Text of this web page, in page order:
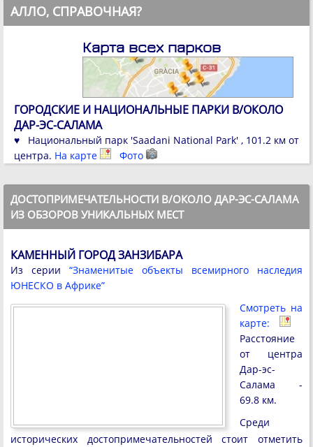
АЛЛО, СПРАВОЧНАЯ?
Карта всех парков
ГОРОДСКИЕ И НАЦИОНАЛЬНЫЕ ПАРКИ В/ОКОЛО
ДАР-ЭС-САЛАМА
♥ Национальный парк 'Saadani National Park' , 101.2 км от
центра. На карте Фото
ДОСТОПРИМЕЧАТЕЛЬНОСТИ В/ОКОЛО ДАР-ЭС-САЛАМА
ИЗ ОБЗОРОВ УНИКАЛЬНЫХ МЕСТ
КАМЕННЫЙ ГОРОД ЗАНЗИБАРА
Из серии “Знаменитые объекты всемирного наследия
ЮНЕСКО в Африке”
Смотреть на
карте:
Расстояние
от центра
Дар-эс-
Салама -
69.8 км.
Среди
исторических достопримечательностей стоит отметить